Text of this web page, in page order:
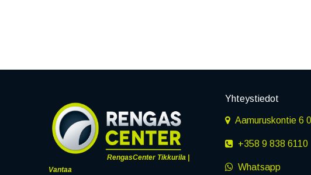
RengasCenter Tikkurila |
Vantaa
Yhteystiedot
Aamuruskontie 6
+358 9 838 6110
Whatsapp